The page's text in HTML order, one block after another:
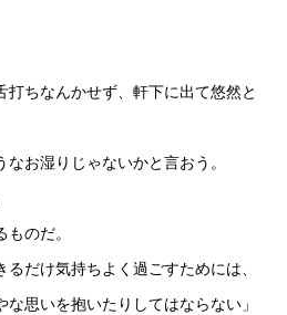
打ちなんかせず、軒下に出て悠然と
お湿りじゃないかと言おう。
のだ。
だけ気持ちよく過ごすためには、
思いを抱いたりしてはならない」